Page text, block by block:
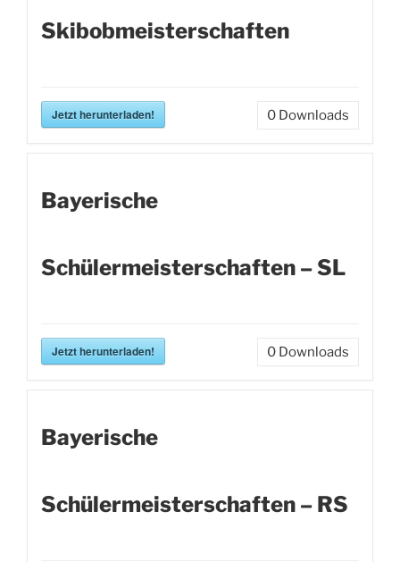
Skibobmeisterschaften
Jetzt herunterladen! 0 Downloads
Bayerische
Schülermeisterschaften – SL
Jetzt herunterladen! 0 Downloads
Bayerische
Schülermeisterschaften – RS